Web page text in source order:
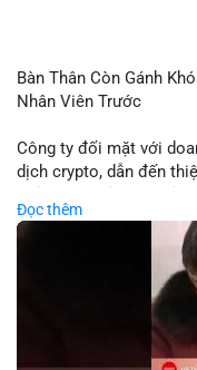
Bàn Thân Còn Gánh
Nhân Viên Trước
Công ty đối mặt với
dịch crypto, dẫn đến
biến động giá digital
vào nhân lực, cho thấy
mô hình kinh doanh.
crypto và các doanh
🎥 Xem video trực tiếp
Đọc thêm